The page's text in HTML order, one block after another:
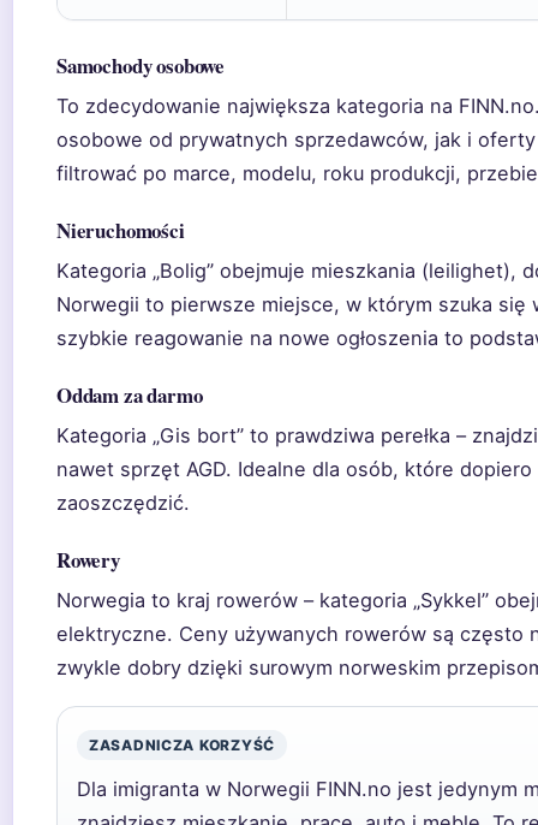
Samochody osobowe
To zdecydowanie największa kategoria na
osobowe od prywatnych sprzedawców, jak i
filtrować po marce, modelu, roku produkcji,
Nieruchomości
Kategoria „Bolig” obejmuje mieszkania (leilighet),
Norwegii to pierwsze miejsce, w którym szuka się
szybkie reagowanie na nowe ogłoszenia to
Oddam za darmo
Kategoria „Gis bort” to prawdziwa perełka –
nawet sprzęt AGD. Idealne dla osób, które
zaoszczędzić.
Rowery
Norwegia to kraj rowerów – kategoria „Sykkel”
elektryczne. Ceny używanych rowerów są często
zwykle dobry dzięki surowym norweskim
ZASADNICZA KORZYŚĆ
Dla imigranta w Norwegii FINN.no jest jedynym